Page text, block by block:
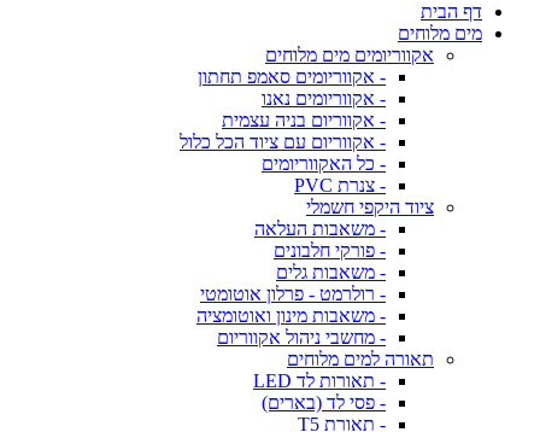
דף הבית
מים מלוחים
אקווריומים מים מלוחים
- אקווריומים סאמפ תחתון
- אקווריומים נאנו
- אקווריום בניה עצמית
- אקווריום עם ציוד הכל כלול
- כל האקווריומים
- צנרת PVC
ציוד היקפי חשמלי
- משאבות העלאה
- פורקי חלבונים
- משאבות גלים
- רולרמט - פרלון אוטומטי
- משאבות מינון ואוטומציה
- מחשבי ניהול אקווריום
תאורה למים מלוחים
- תאורות לד LED
- פסי לד (בארים)
- תאורת T5